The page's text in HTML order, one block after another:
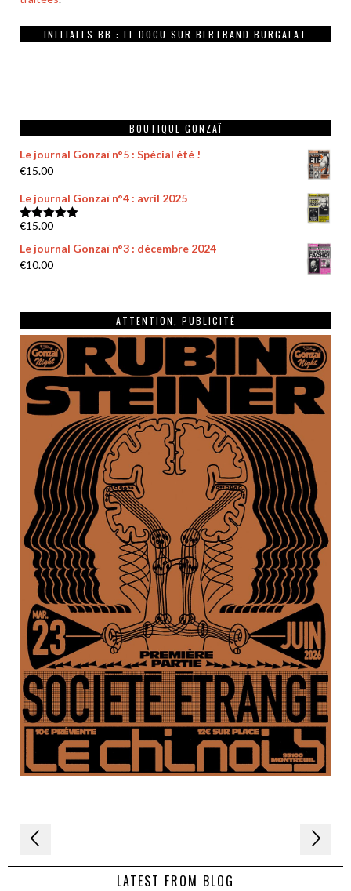
INITIALES BB : LE DOCU SUR BERTRAND BURGALAT
BOUTIQUE GONZAÏ
Le journal Gonzaï n°5 : Spécial été !
€15.00
Le journal Gonzaï n°4 : avril 2025
Note5.00
€15.00
Le journal Gonzaï n°3 : décembre 2024
€10.00
ATTENTION, PUBLICITÉ
Navigation
de LATEST FROM BLOG